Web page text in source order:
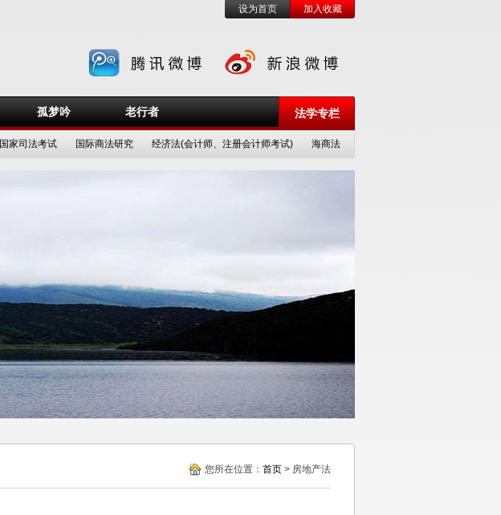
设为首页 加入收藏
孤梦吟 老行者 法学专栏
国家司法考试 国际商法研究 经济法(会计师、注册会计师考试) 海商法
您所在位置： 首页 > 房地产法